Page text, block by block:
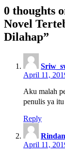
0 thoughts
Novel
Dilahap”
April 11,
Aku malah
penulis ya
Reply
April 11,